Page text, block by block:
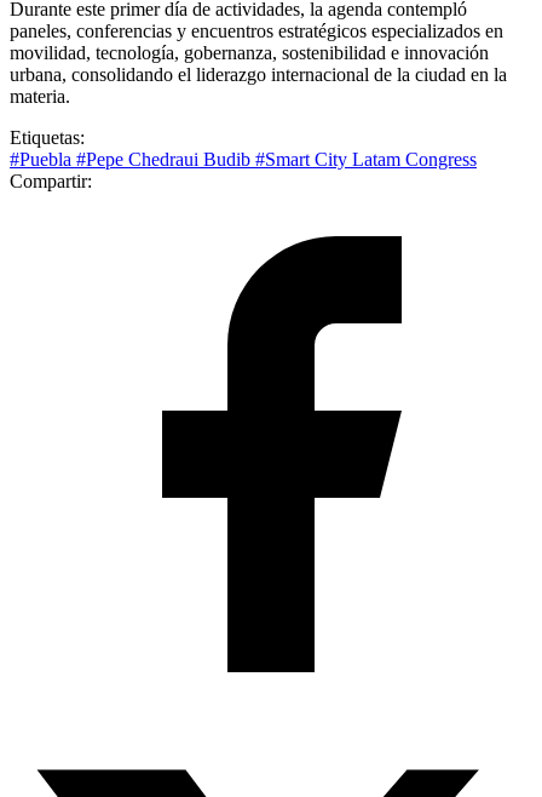
Durante este primer día de actividades, la agenda contempló
paneles, conferencias y encuentros estratégicos especializados en
movilidad, tecnología, gobernanza, sostenibilidad e innovación
urbana, consolidando el liderazgo internacional de la ciudad en la
materia.
Etiquetas:
#Puebla #Pepe Chedraui Budib #Smart City Latam Congress
Compartir: